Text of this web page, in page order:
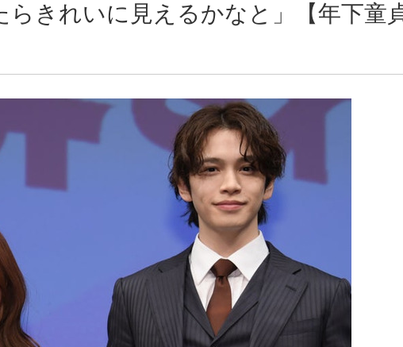
きれいに見えるかなと」【年下童